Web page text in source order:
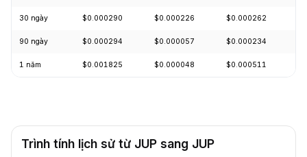
30 ngày $0.000290 $0.000226 $0.000262
90 ngày $0.000294 $0.000057 $0.000234
1 năm $0.001825 $0.000048 $0.000511
Trình tính lịch sử từ JUP sang JUP